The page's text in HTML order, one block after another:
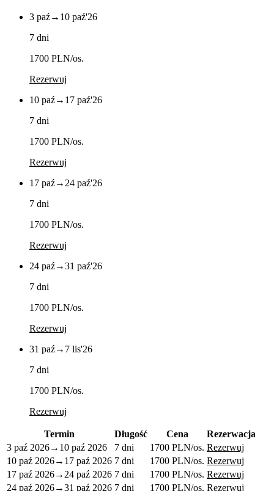
3 paź→ 10 paź'26
7 dni
1700 PLN/os.
Rezerwuj
10 paź→ 17 paź'26
7 dni
1700 PLN/os.
Rezerwuj
17 paź→ 24 paź'26
7 dni
1700 PLN/os.
Rezerwuj
24 paź→31 paź'26
7 dni
1700 PLN/os.
Rezerwuj
31 paź→ 7 lis'26
7 dni
1700 PLN/os.
Rezerwuj
Termin Długość Cena
Rezerwacja
3 paź 2026→ 10 paź 2026 7 dni 1700 PLN/os. Rezerwuj
10 paź 2026→ 17 paź 2026 7 dni 1700 PLN/os. Rezerwuj
17 paź 2026→ 24 paź 2026 7 dni 1700 PLN/os. Rezerwuj
24 paź 2026→31 paź 2026 7 dni 1700 PLN/os. Rezerwuj